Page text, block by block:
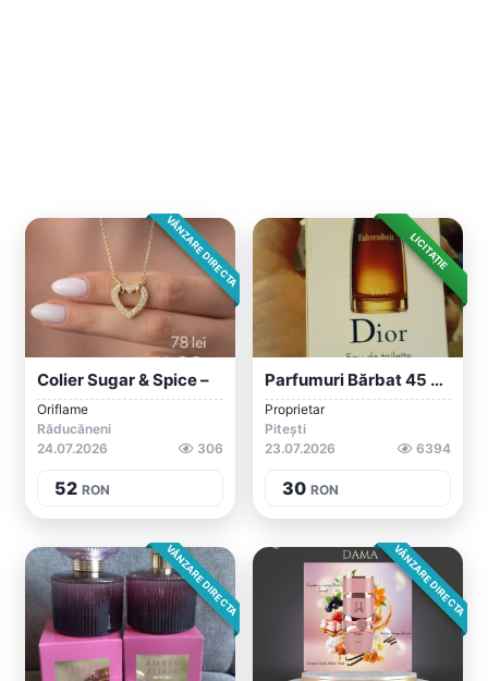
VÂNZARE DIRECTA
Colier Sugar & Spice –
Oriflame
Răducăneni
24.07.2026
306
52 RON
LICITAȚIE
Parfumuri Bărbat 45 Ml.
Proprietar
Pitești
23.07.2026
6394
30 RON
VÂNZARE DIRECTA VÂNZARE DIRECTA